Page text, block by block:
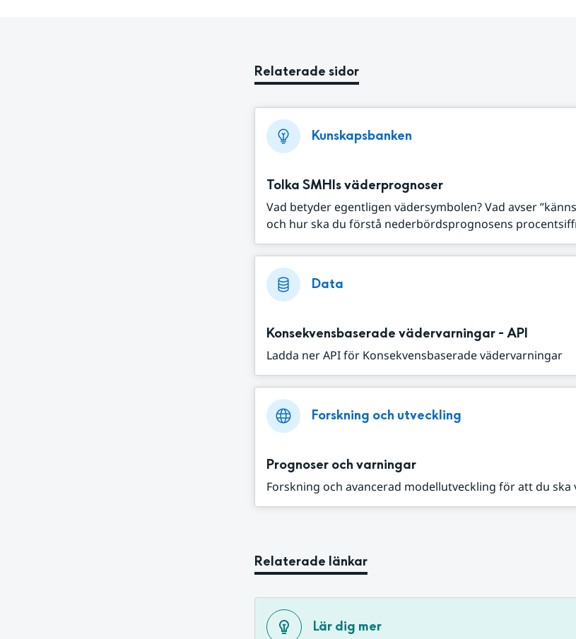
Relaterade sidor
Kunskapsbanken
Tolka SMHIs väderprognoser
Vad betyder egentligen vädersymbolen? Vad avser
och hur ska du förstå nederbördsprognosens
Data
Konsekvensbaserade vädervarningar - API
Ladda ner API för Konsekvensbaserade vädervarningar
Forskning och utveckling
Prognoser och varningar
Forskning och avancerad modellutveckling för att du ska
Relaterade länkar
Lär dig mer